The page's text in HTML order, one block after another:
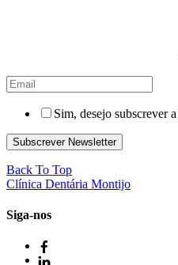
Sim, desejo subscrever
Subscrever Newsletter
Back To Top
Clínica Dentária Montijo
Siga-nos